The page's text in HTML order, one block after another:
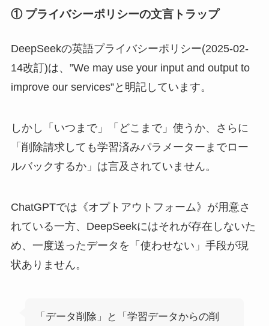
① プライバシーポリシーの文言トラップ
DeepSeekの英語プライバシーポリシー(2025-02-
14改訂)は、”We may use your input and output to
improve our services”と明記しています。
しかし「いつまで」「どこまで」使うか、さらに
「削除請求しても学習済みパラメーターまでロー
ルバックするか」は言及されていません。
ChatGPTでは《オプトアウトフォーム》が用意さ
れている一方、DeepSeekにはそれが存在しないた
め、一度送ったデータを「使わせない」手段が現
状ありません。
「データ削除」と「学習データからの削